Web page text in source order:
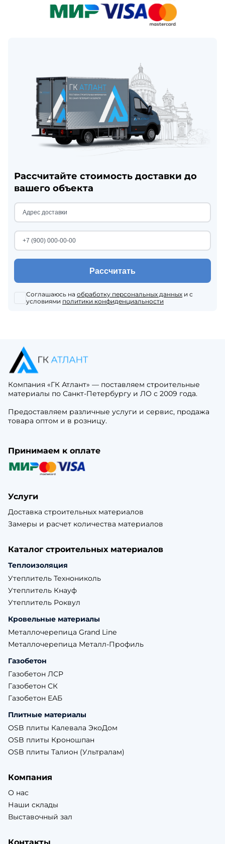
Рассчитайте стоимость доставки до
вашего объекта
Рассчитать
Соглашаюсь на обработку персональных данных и с
условиями политики конфиденциальности
Компания «ГК Атлант» — поставляем строительные
материалы по Санкт-Петербургу и ЛО с 2009 года.
Предоставляем различные услуги и сервис, продажа
товара оптом и в розницу.
Принимаем к оплате
Услуги
Доставка строительных материалов
Замеры и расчет количества материалов
Каталог строительных материалов
Теплоизоляция
Утеплитель Технониколь
Утеплитель Кнауф
Утеплитель Роквул
Кровельные материалы
Металлочерепица Grand Line
Металлочерепица Металл-Профиль
Газобетон
Газобетон ЛСР
Газобетон СК
Газобетон ЕАБ
Плитные материалы
OSB плиты Калевала ЭкоДом
OSB плиты Кроношпан
OSB плиты Талион (Ультралам)
Компания
О нас
Наши склады
Выставочный зал